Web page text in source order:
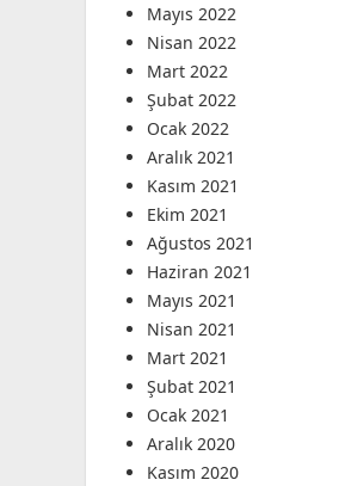
Mayıs 2022
Nisan 2022
Mart 2022
Şubat 2022
Ocak 2022
Aralık 2021
Kasım 2021
Ekim 2021
Ağustos 2021
Haziran 2021
Mayıs 2021
Nisan 2021
Mart 2021
Şubat 2021
Ocak 2021
Aralık 2020
Kasım 2020